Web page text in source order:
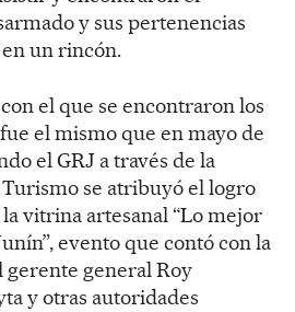
y sus pertenencias
un rincón.
el que se encontraron los
el mismo que en mayo de
el GRJ a través de la
se atribuyó el logro
vitrina artesanal “Lo mejor
evento que contó con la
gerente general Roy
y otras autoridades